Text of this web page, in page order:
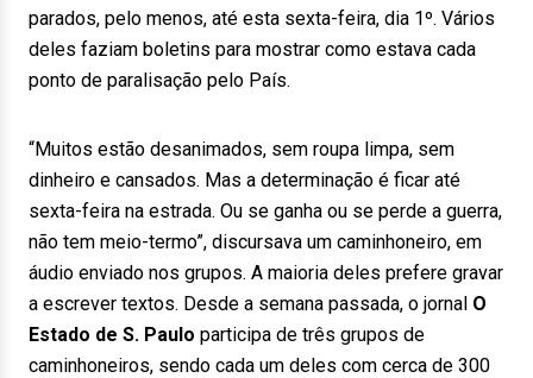
parados, pelo menos, até esta sexta-feira, dia 1º. Vários
deles faziam boletins para mostrar como estava cada
ponto de paralisação pelo País.
“Muitos estão desanimados, sem roupa limpa, sem
dinheiro e cansados. Mas a determinação é ficar até
sexta-feira na estrada. Ou se ganha ou se perde a guerra,
não tem meio-termo”, discursava um caminhoneiro, em
áudio enviado nos grupos. A maioria deles prefere gravar
a escrever textos. Desde a semana passada, o jornal O
Estado de S. Paulo participa de três grupos de
caminhoneiros, sendo cada um deles com cerca de 300